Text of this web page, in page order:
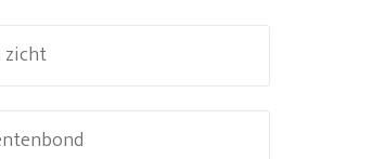
zicht